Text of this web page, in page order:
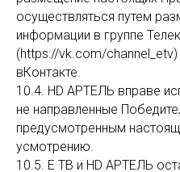
осуществляться путем
информации в группе
(https://vk.com/
вКонтакте.
10.4. HD АРТЕЛЬ вправе
не направленные
предусмотренным
усмотрению.
10.5. Е ТВ и HD АРТЕЛЬ